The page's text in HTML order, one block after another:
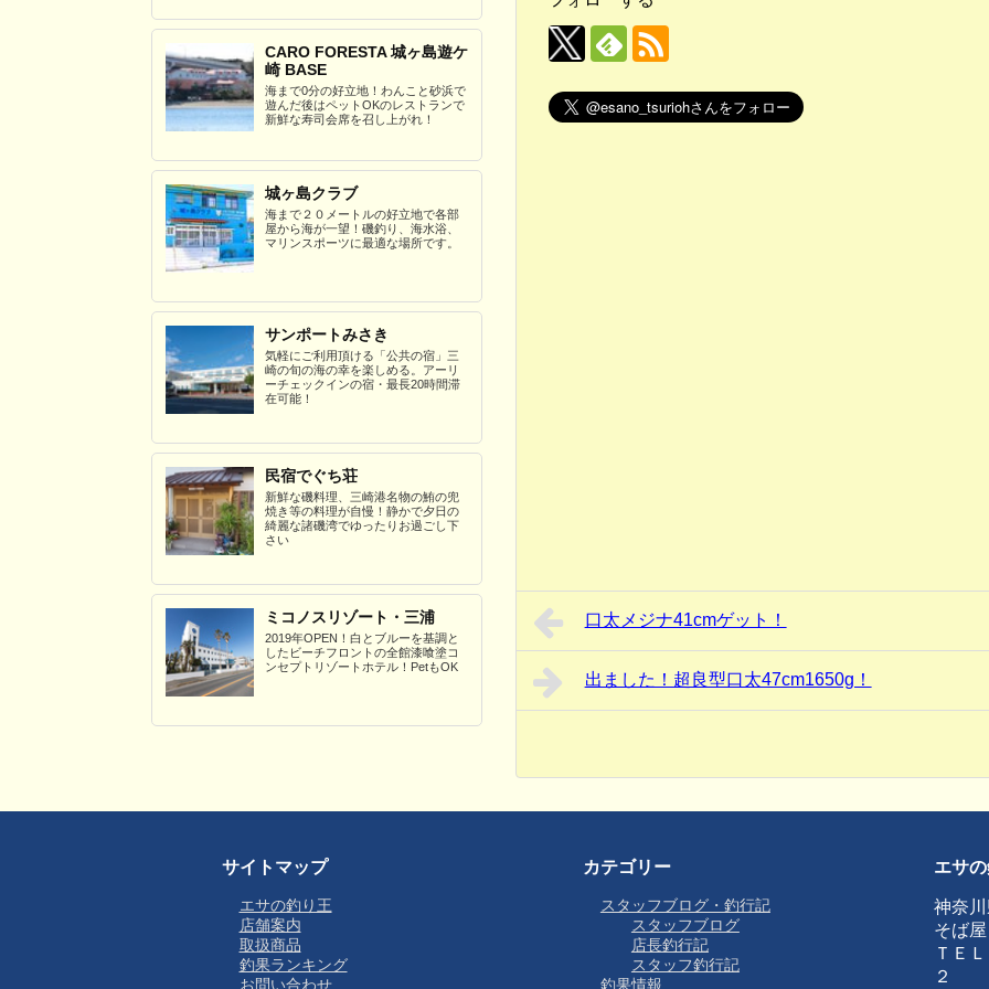
口太メジナ41cmゲット！
出ました！超良型口太47cm1650g！
CARO FORESTA 城ヶ島遊ケ
崎 BASE
海まで0分の好立地！わんこと砂浜で
遊んだ後はペットOKのレストランで
新鮮な寿司会席を召し上がれ！
城ヶ島クラブ
海まで２０メートルの好立地で各部
屋から海が一望！磯釣り、海水浴、
マリンスポーツに最適な場所です。
サンポートみさき
気軽にご利用頂ける「公共の宿」三
崎の旬の海の幸を楽しめる。アーリ
ーチェックインの宿・最長20時間滞
在可能！
民宿でぐち荘
新鮮な磯料理、三崎港名物の鮪の兜
焼き等の料理が自慢！静かで夕日の
綺麗な諸磯湾でゆったりお過ごし下
さい
ミコノスリゾート・三浦
2019年OPEN！白とブルーを基調と
したビーチフロントの全館漆喰塗コ
ンセプトリゾートホテル！PetもOK
サイトマップ
エサの釣り王
店舗案内
取扱商品
釣果ランキング
お問い合わせ
カテゴリー
スタッフブログ・釣行記
スタッフブログ
店長釣行記
スタッフ釣行記
釣果情報
エサ
神奈
そば
ＴＥ
２